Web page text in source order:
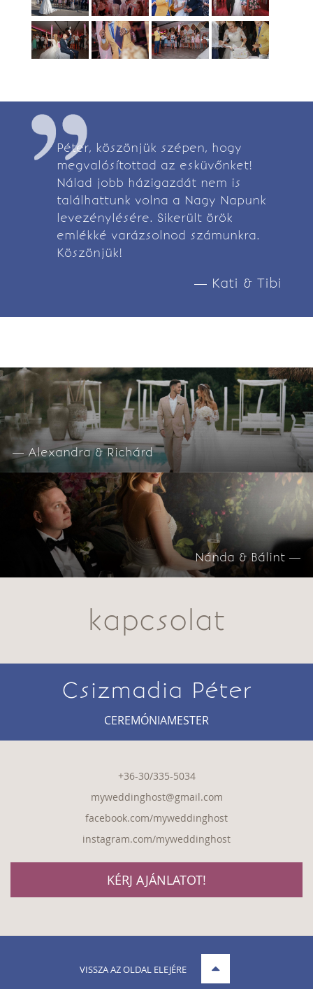
Péter, köszönjük szépen, hogy
megvalósítottad az esküvőnket!
Nálad jobb házigazdát nem is
találhattunk volna a Nagy Napunk
levezénylésére. Sikerült örök
emlékké varázsolnod számunkra.
Köszönjük!
— Kati & Tibi
— Alexandra & Richárd
Nánda & Bálint —
kapcsolat
Csizmadia Péter
CEREMÓNIAMESTER
+36-30/335-5034
myweddinghost@gmail.com
facebook.com/myweddinghost
instagram.com/myweddinghost
KÉRJ AJÁNLATOT!
VISSZA AZ OLDAL ELEJÉRE